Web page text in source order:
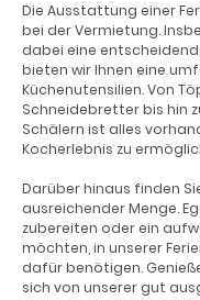
Die Ausstattung einer
bei der Vermietung.
dabei eine
bieten wir Ihnen eine
Küchenutensilien. Von
Schneidebretter bis hin
Schälern ist alles
Kocherlebnis zu
Darüber hinaus finden
ausreichender Menge.
zubereiten oder ein
möchten, in unserer
dafür benötigen.
sich von unserer gut